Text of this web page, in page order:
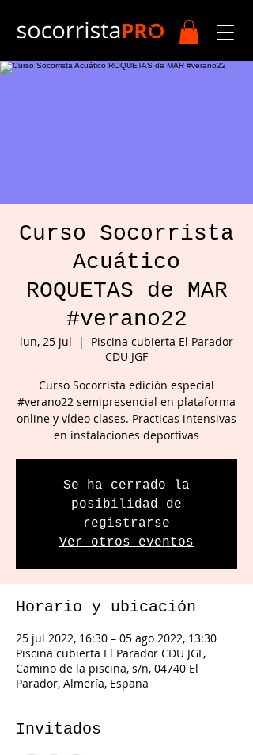
Curso Socorrista
Acuático
ROQUETAS de MAR
#verano22
lun, 25 jul
  |
Piscina cubierta El Parador
CDU JGF
Curso Socorrista edición especial
#verano22 semipresencial en plataforma
online y vídeo clases. Practicas intensivas
en instalaciones deportivas
Se ha cerrado la
posibilidad de
registrarse
Ver otros eventos
Horario y ubicación
25 jul 2022, 16:30 – 05 ago 2022, 13:30
Piscina cubierta El Parador CDU JGF,
Camino de la piscina, s/n, 04740 El
Parador, Almería, España
Invitados